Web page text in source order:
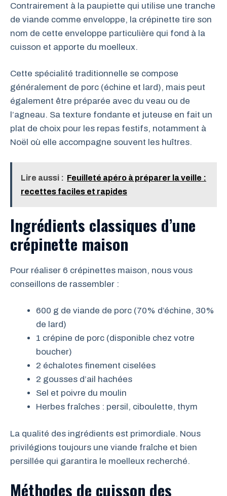
Contrairement à la paupiette qui utilise une tranche
de viande comme enveloppe, la crépinette tire son
nom de cette enveloppe particulière qui fond à la
cuisson et apporte du moelleux.
Cette spécialité traditionnelle se compose
généralement de porc (échine et lard), mais peut
également être préparée avec du veau ou de
l’agneau. Sa texture fondante et juteuse en fait un
plat de choix pour les repas festifs, notamment à
Noël où elle accompagne souvent les huîtres.
Lire aussi : Feuilleté apéro à préparer la veille :
recettes faciles et rapides
Ingrédients classiques d’une
crépinette maison
Pour réaliser 6 crépinettes maison, nous vous
conseillons de rassembler :
600 g de viande de porc (70% d’échine, 30%
de lard)
1 crépine de porc (disponible chez votre
boucher)
2 échalotes finement ciselées
2 gousses d’ail hachées
Sel et poivre du moulin
Herbes fraîches : persil, ciboulette, thym
La qualité des ingrédients est primordiale. Nous
privilégions toujours une viande fraîche et bien
persillée qui garantira le moelleux recherché.
Méthodes de cuisson des